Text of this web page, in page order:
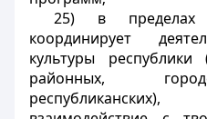
25) в пределах
координирует
культуры республики
районных,